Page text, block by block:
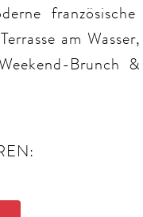
am
Brunch